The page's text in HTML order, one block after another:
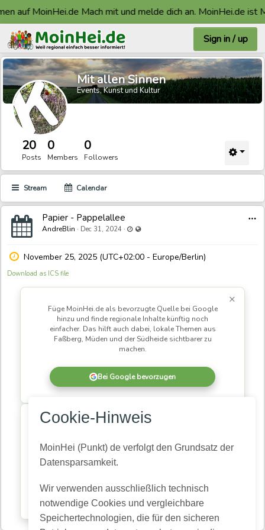
Cookie-Hinweis
MoinHei (Punkt) de verfolgt den Grundsatz der
Datensparsamkeit.
Wir verwenden ausschließlich technisch
notwendige Cookies und vergleichbare
Speichertechnologien, die für den sicheren
auf MoinHei.de Mach mit und melde dich an. MoinHei.de
Sign in / up
Mit allen Sinnen
Events, Kunst und Kultur
20
Posts
0
Members
0
Followers
Stream Calendar
Papier - Pappelallee
AndreBlin · Dec 31, 2024 · Last updated Dec 31, 2024 - 11:02 PM
November 25, 2025 (UTC+02:00 - Europe/Berlin)
Download as ICS file
×
Füge MoinHei.de als bevorzugte Quelle bei Google
hinzu und finde regionale Inhalte künftig noch
einfacher. Das hilft auch dabei, lokale Themen aus
Faßberg, Müden und der Südheide sichtbarer zu
machen.
Bei Google bevorzugen
MoinHei.de betreibe ich kostenlos, damit regionale
alle zugänglich bleiben. Damit daraus eine
lebendige Community wird, braucht es Menschen,
die mitlesen und mitmachen.
Kostenlos registrieren